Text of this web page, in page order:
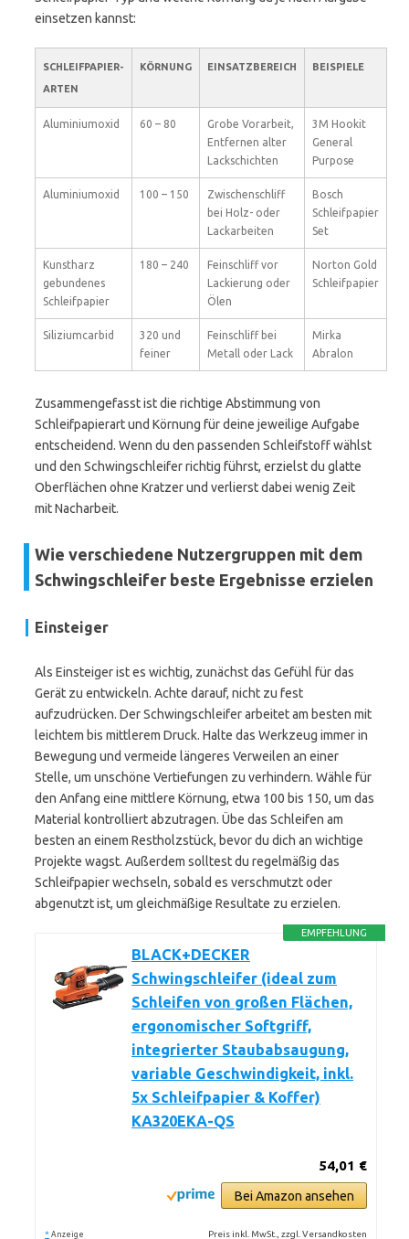
einsetzen kannst:
SCHLEIFPAPIER-
ARTEN
KÖRNUNG EINSATZBEREICH BEISPIELE
Aluminiumoxid 60 – 80
Grobe Vorarbeit,
Entfernen alter
Lackschichten
3M Hookit
General
Purpose
Aluminiumoxid 100 – 150
Zwischenschliff
bei Holz- oder
Lackarbeiten
Bosch
Schleifpapier
Set
Kunstharz
gebundenes
Schleifpapier
180 – 240
Feinschliff vor
Lackierung oder
Ölen
Norton Gold
Schleifpapier
Siliziumcarbid
320 und
feiner
Feinschliff bei
Metall oder Lack
Mirka
Abralon
Zusammengefasst ist die richtige Abstimmung von
Schleifpapierart und Körnung für deine jeweilige Aufgabe
entscheidend. Wenn du den passenden Schleifstoff wählst
und den Schwingschleifer richtig führst, erzielst du glatte
Oberflächen ohne Kratzer und verlierst dabei wenig Zeit
mit Nacharbeit.
Wie verschiedene Nutzergruppen mit dem
Schwingschleifer beste Ergebnisse erzielen
Einsteiger
Als Einsteiger ist es wichtig, zunächst das Gefühl für das
Gerät zu entwickeln. Achte darauf, nicht zu fest
aufzudrücken. Der Schwingschleifer arbeitet am besten mit
leichtem bis mittlerem Druck. Halte das Werkzeug immer in
Bewegung und vermeide längeres Verweilen an einer
Stelle, um unschöne Vertiefungen zu verhindern. Wähle für
den Anfang eine mittlere Körnung, etwa 100 bis 150, um das
Material kontrolliert abzutragen. Übe das Schleifen am
besten an einem Restholzstück, bevor du dich an wichtige
Projekte wagst. Außerdem solltest du regelmäßig das
Schleifpapier wechseln, sobald es verschmutzt oder
abgenutzt ist, um gleichmäßige Resultate zu erzielen.
EMPFEHLUNG
BLACK+DECKER
Schwingschleifer (ideal zum
Schleifen von großen Flächen,
ergonomischer Softgriff,
integrierter Staubabsaugung,
variable Geschwindigkeit, inkl.
5x Schleifpapier & Koffer)
KA320EKA-QS
54,01 €
Bei Amazon ansehen
* Anzeige Preis inkl. MwSt., zzgl. Versandkosten